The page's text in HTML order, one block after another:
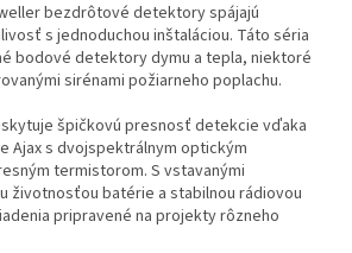
bezdrôtové detektory spájajú
s jednoduchou inštaláciou. Táto séria
bodové detektory dymu a tepla, niektoré
sirénami požiarneho poplachu.
špičkovú presnosť detekcie vďaka
Ajax s dvojspektrálnym optickým
termistorom. S vstavanými
životnosťou batérie a stabilnou rádiovou
pripravené na projekty rôzneho